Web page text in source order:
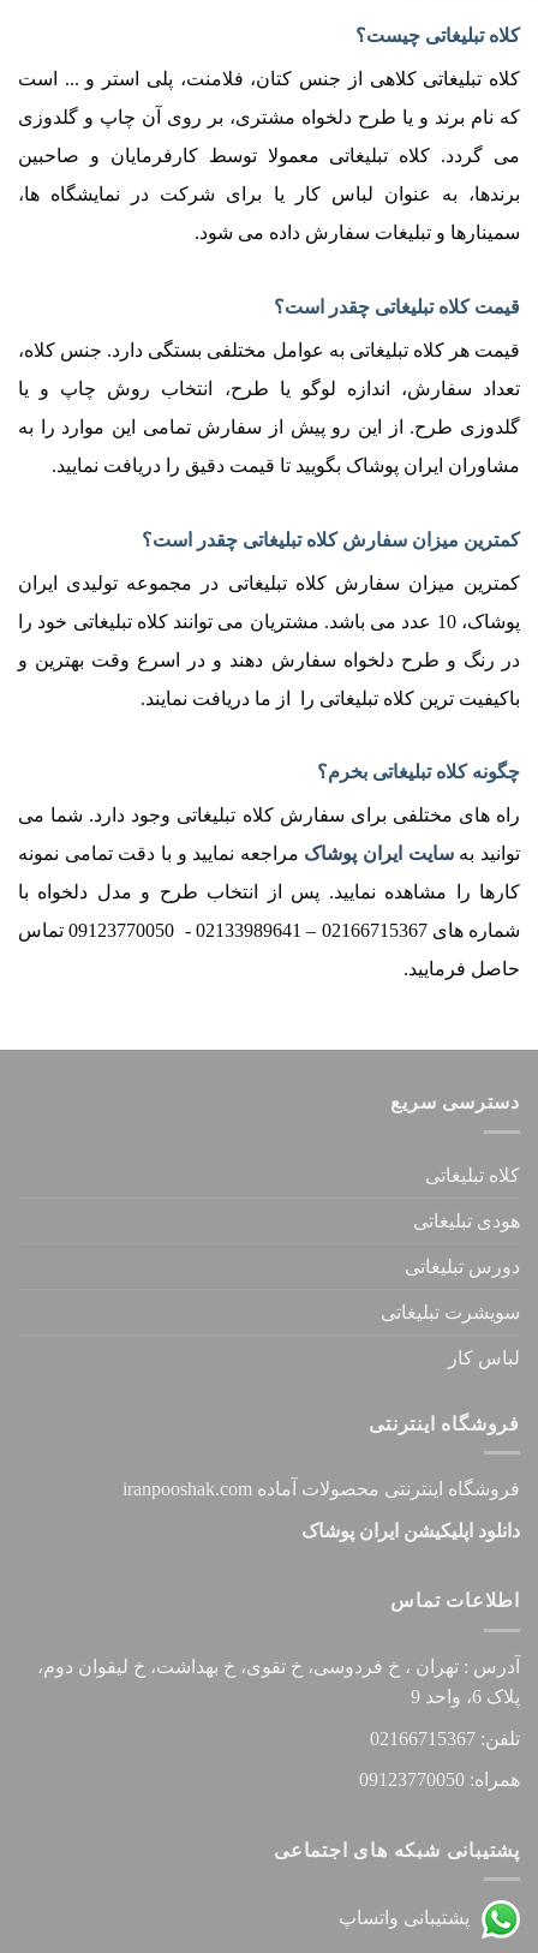
کلاه تبلیغاتی چیست؟
کلاه تبلیغاتی کلاهی از جنس کتان، فلامنت، پلی استر و ... است
که نام برند و یا طرح دلخواه مشتری، بر روی آن چاپ و گلدوزی
می گردد. کلاه تبلیغاتی معمولا توسط کارفرمایان و صاحبین
برندها، به عنوان لباس کار یا برای شرکت در نمایشگاه ها،
سمینارها و تبلیغات سفارش داده می شود.
قیمت کلاه تبلیغاتی چقدر است؟
قیمت هر کلاه تبلیغاتی به عوامل مختلفی بستگی دارد. جنس کلاه،
تعداد سفارش، اندازه لوگو یا طرح، انتخاب روش چاپ و یا
گلدوزی طرح. از این رو پیش از سفارش تمامی این موارد را به
مشاوران ایران پوشاک بگویید تا قیمت دقیق را دریافت نمایید.
کمترین میزان سفارش کلاه تبلیغاتی چقدر است؟
کمترین میزان سفارش کلاه تبلیغاتی در مجموعه تولیدی ایران
پوشاک، 10 عدد می باشد. مشتریان می توانند کلاه تبلیغاتی خود را
در رنگ و طرح دلخواه سفارش دهند و در اسرع وقت بهترین و
باکیفیت ترین کلاه تبلیغاتی را از ما دریافت نمایند.
چگونه کلاه تبلیغاتی بخرم؟
راه های مختلفی برای سفارش کلاه تبلیغاتی وجود دارد. شما می
توانید بهسایت ایران پوشاک مراجعه نمایید و با دقت تمامی نمونه
کارها را مشاهده نمایید. پس از انتخاب طرح و مدل دلخواه با
شماره های 02166715367 – 02133989641 - 09123770050 تماس
حاصل فرمایید.
دسترسی سریع
کلاه تبلیغاتی
هودی تبلیغاتی
دورس تبلیغاتی
سویشرت تبلیغاتی
لباس کار
فروشگاه اینترنتی
فروشگاه اینترنتی محصولات آماده iranpooshak.com
دانلود اپلیکیشن ایران پوشاک
اطلاعات تماس
آدرس : تهران ، خ فردوسی، خ تقوی، خ بهداشت، خ لیقوان دوم،
پلاک 6، واحد 9
تلفن: 02166715367
همراه: 09123770050
پشتیبانی شبکه های اجتماعی
پشتیبانی واتساپ